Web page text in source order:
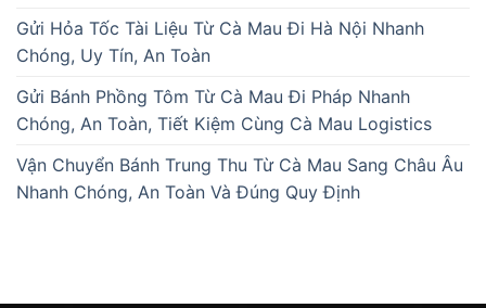
Gửi Hỏa Tốc Tài Liệu Từ Cà Mau Đi Hà Nội Nhanh
Chóng, Uy Tín, An Toàn
Gửi Bánh Phồng Tôm Từ Cà Mau Đi Pháp Nhanh
Chóng, An Toàn, Tiết Kiệm Cùng Cà Mau Logistics
Vận Chuyển Bánh Trung Thu Từ Cà Mau Sang Châu Âu
Nhanh Chóng, An Toàn Và Đúng Quy Định